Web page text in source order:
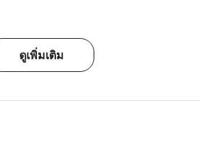
ดูเพิ่มเติม